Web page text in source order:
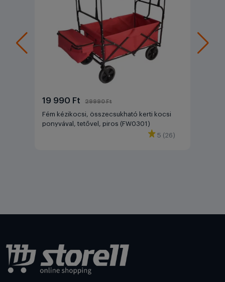
19 990 Ft 29990 Ft
Fém kézikocsi, összecsukható kerti kocsi
ponyvával, tetővel, piros (FW0301)
5 (26)